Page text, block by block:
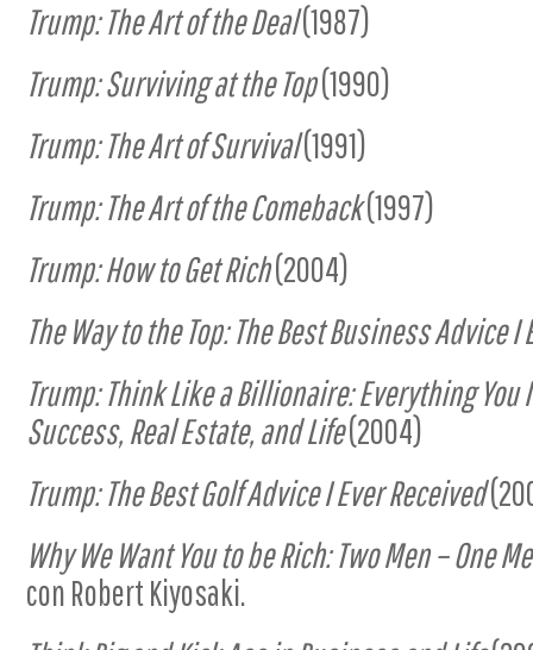
Trump: The Art of the Deal(1987)
Trump: Surviving at the Top(1990)
Trump: The Art of Survival(1991)
Trump: The Art of the Comeback(1997)
Trump: How to Get Rich(2004)
The Way to the Top: The Best Business Advice I
Trump: Think Like a Billionaire: Everything You
Success, Real Estate, and Life(2004)
Trump: The Best Golf Advice I Ever Received
Why We Want You to be Rich: Two Men – One
con Robert Kiyosaki.